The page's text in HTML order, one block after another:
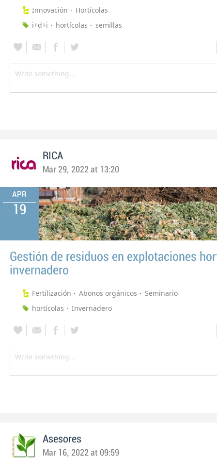
Innovación
Hortícolas
i+d+i
hortícolas semillas
RICA
Mar 29, 2022 at 13:20
APR
19
Gestión de residuos en explotaciones
invernadero
Fertilización Abonos orgánicos
Seminario
hortícolas
Invernadero
Asesores
Mar 16, 2022 at 09:59